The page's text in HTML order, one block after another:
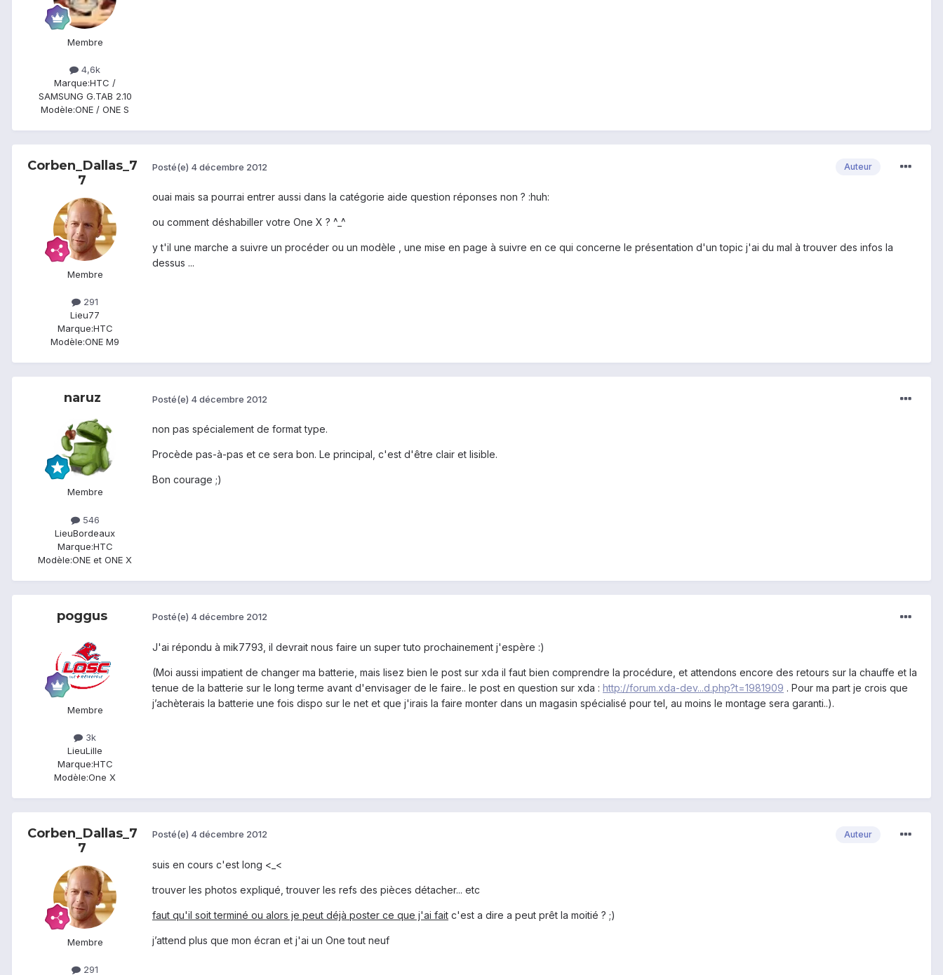
Membre
4,6k
Marque:HTC /
SAMSUNG G.TAB 2.10
Modèle:ONE / ONE S
Corben_Dallas_7
7
Membre
291
Lieu77
Marque:HTC
Modèle:ONE M9
Auteur
Posté(e) 4 décembre 2012
ouai mais sa pourrai entrer aussi dans la catégorie aide question réponses non ? :huh:
ou comment déshabiller votre One X ? ^_^
y t'il une marche a suivre un procéder ou un modèle , une mise en page à suivre en ce qui concerne le présentation d'un topic j'ai du mal à trouver des infos la
dessus ...
naruz
Membre
546
LieuBordeaux
Marque:HTC
Modèle:ONE et ONE X
Posté(e) 4 décembre 2012
non pas spécialement de format type.
Procède pas-à-pas et ce sera bon. Le principal, c'est d'être clair et lisible.
Bon courage ;)
poggus
Membre
3k
LieuLille
Marque:HTC
Modèle:One X
Posté(e) 4 décembre 2012
J'ai répondu à mik7793, il devrait nous faire un super tuto prochainement j'espère :)
(Moi aussi impatient de changer ma batterie, mais lisez bien le post sur xda il faut bien comprendre la procédure, et attendons encore des retours sur la chauffe et la
tenue de la batterie sur le long terme avant d'envisager de le faire.. le post en question sur xda : http://forum.xda-dev...d.php?t=1981909 . Pour ma part je crois que
j’achèterais la batterie une fois dispo sur le net et que j'irais la faire monter dans un magasin spécialisé pour tel, au moins le montage sera garanti..).
Corben_Dallas_7
7
Membre
291
Auteur
Posté(e) 4 décembre 2012
suis en cours c'est long <_<
trouver les photos expliqué, trouver les refs des pièces détacher... etc
faut qu'il soit terminé ou alors je peut déjà poster ce que j'ai fait c'est a dire a peut prêt la moitié ? ;)
j’attend plus que mon écran et j'ai un One tout neuf